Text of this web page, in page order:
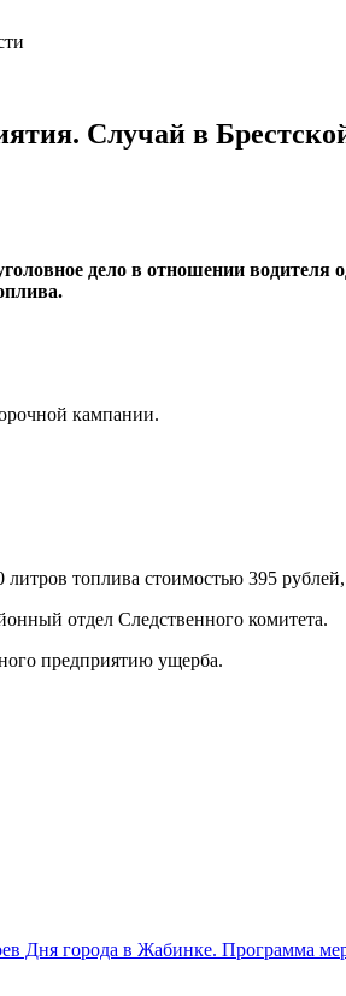
Случай в
дело в отношении водителя
кампании.
топлива стоимостью 395
отдел Следственного комитета.
предприятию ущерба.
Дня города в Жабинке. Программа